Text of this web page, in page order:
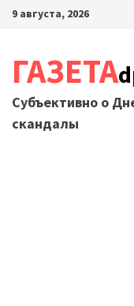
Перейти
9 августа, 2026
ГАЗЕТА
Субъективно о
скандалы